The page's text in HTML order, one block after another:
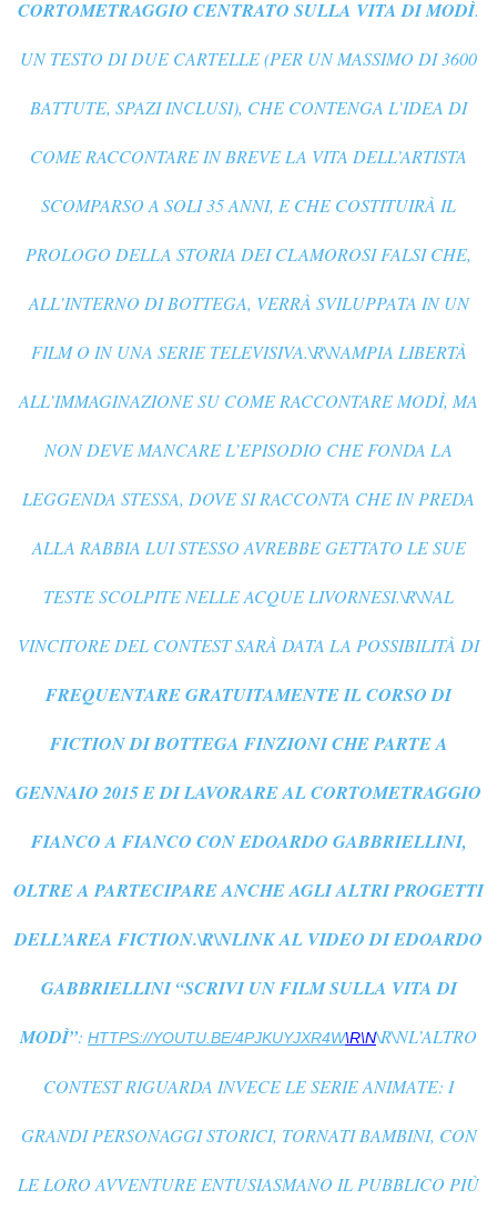
CORTOMETRAGGIO CENTRATO SULLA VITA DI MODÌ.
UN TESTO DI DUE CARTELLE (PER UN MASSIMO DI 3600
BATTUTE, SPAZI INCLUSI), CHE CONTENGA L’IDEA DI
COME RACCONTARE IN BREVE LA VITA DELL’ARTISTA
SCOMPARSO A SOLI 35 ANNI, E CHE COSTITUIRÀ IL
PROLOGO DELLA STORIA DEI CLAMOROSI FALSI CHE,
ALL’INTERNO DI BOTTEGA, VERRÀ SVILUPPATA IN UN
FILM O IN UNA SERIE TELEVISIVA.\R\NAMPIA LIBERTÀ
ALL’IMMAGINAZIONE SU COME RACCONTARE MODÌ, MA
NON DEVE MANCARE L’EPISODIO CHE FONDA LA
LEGGENDA STESSA, DOVE SI RACCONTA CHE IN PREDA
ALLA RABBIA LUI STESSO AVREBBE GETTATO LE SUE
TESTE SCOLPITE NELLE ACQUE LIVORNESI.\R\NAL
VINCITORE DEL CONTEST SARÀ DATA LA POSSIBILITÀ DI
FREQUENTARE GRATUITAMENTE IL CORSO DI
FICTION DI BOTTEGA FINZIONI CHE PARTE A
GENNAIO 2015 E DI LAVORARE AL CORTOMETRAGGIO
FIANCO A FIANCO CON EDOARDO GABBRIELLINI,
OLTRE A PARTECIPARE ANCHE AGLI ALTRI PROGETTI
DELL’AREA FICTION.\R\NLINK AL VIDEO DI EDOARDO
GABBRIELLINI “SCRIVI UN FILM SULLA VITA DI
MODÌ”: HTTPS://YOUTU.BE/4PJKUYJXR4W\R\N\R\NL’ALTRO
CONTEST RIGUARDA INVECE LE SERIE ANIMATE: I
GRANDI PERSONAGGI STORICI, TORNATI BAMBINI, CON
LE LORO AVVENTURE ENTUSIASMANO IL PUBBLICO PIÙ